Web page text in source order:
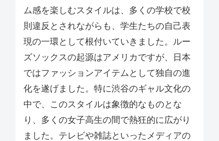
ム感を楽しむスタイルは、多くの学校で校
則違反とされながらも、学生たちの自己表
現の一環として根付いていきました。ルー
ズソックスの起源はアメリカですが、日本
ではファッションアイテムとして独自の進
化を遂げました。特に渋谷のギャル文化の
中で、このスタイルは象徴的なものとな
り、多くの女子高生の間で熱狂的に広がり
ました。テレビや雑誌といったメディアの